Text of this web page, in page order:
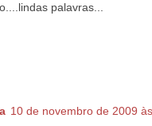
palavras...
10 de novembro de 2009